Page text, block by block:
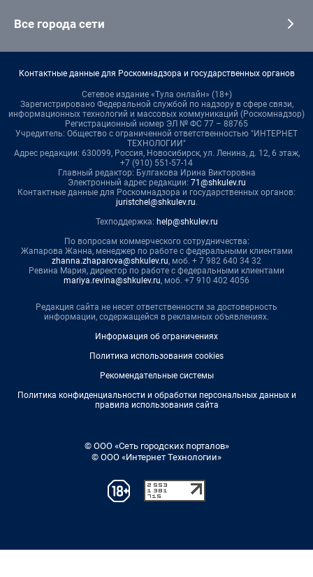
Все города сети
Контактные данные для Роскомнадзора и государственных органов
Сетевое издание «Тула онлайн» (18+)
Зарегистрировано Федеральной службой по надзору в сфере связи,
информационных технологий и массовых коммуникаций (Роскомнадзор)
Регистрационный номер ЭЛ № ФС 77 – 88765
Учредитель: Общество с ограниченной ответственностью "ИНТЕРНЕТ
ТЕХНОЛОГИИ"
Адрес редакции: 630099, Россия, Новосибирск, ул. Ленина, д. 12, 6 этаж,
+7 (910) 551-57-14
Главный редактор: Булгакова Ирина Викторовна
Электронный адрес редакции: 71@shkulev.ru
Контактные данные для Роскомнадзора и государственных органов:
juristchel@shkulev.ru.
Техподдержка: help@shkulev.ru
По вопросам коммерческого сотрудничества:
Жапарова Жанна, менеджер по работе с федеральными клиентами
zhanna.zhaparova@shkulev.ru, моб. + 7 982 640 34 32
Ревина Мария, директор по работе с федеральными клиентами
mariya.revina@shkulev.ru, моб. +7 910 402 4056
Редакция сайта не несет ответственности за достоверность
информации, содержащейся в рекламных объявлениях.
Информация об ограничениях
Политика использования cookies
Рекомендательные системы
Политика конфиденциальности и обработки персональных данных и
правила использования сайта
© ООО «Сеть городских порталов»
© ООО «Интернет Технологии»